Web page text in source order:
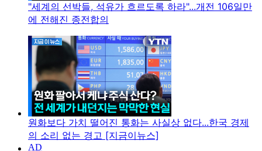
"세계의 선박들, 석유가 흐르도록 하라"...개전 106일만
에 전해진 종전합의
원화보다 가치 떨어진 통화는 사실상 없다...한국 경제
의 소리 없는 경고 [지금이뉴스]